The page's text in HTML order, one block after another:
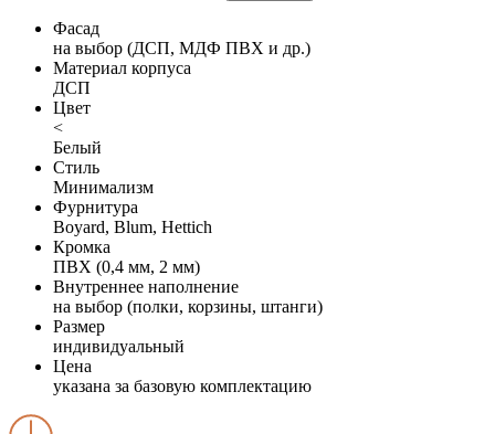
Фасад
на выбор (ДСП, МДФ ПВХ и др.)
Материал корпуса
ДСП
Цвет
<
Белый
Стиль
Минимализм
Фурнитура
Boyard, Blum, Hettich
Кромка
ПВХ (0,4 мм, 2 мм)
Внутреннее наполнение
на выбор (полки, корзины, штанги)
Размер
индивидуальный
Цена
указана за базовую комплектацию